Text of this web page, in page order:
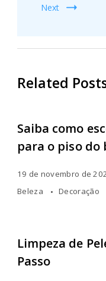
Next
Related
Saiba como
para o piso do
19 de novembro de
Beleza
Decoração
Limpeza de
Passo